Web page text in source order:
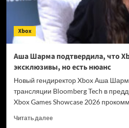
на
Авито,
хотя
закон
даже
принят
Xbox
Аша Шарма подтвердила, что
эксклюзивы, но есть нюанс
Новый гендиректор Xbox Аша
трансляции Bloomberg Tech в
Xbox Games Showcase 2026
Читать далееПрочитать